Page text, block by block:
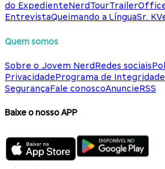
do ExpedienteNerdTour
EntrevistaQueimando a LínguaSr. K
Quem somos
Sobre o Jovem NerdRedes sociais
PrivacidadePrograma de Integridade
SegurançaFale conoscoAnuncieRSS
Baixe o nosso APP